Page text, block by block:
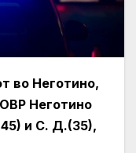
во Неготино,
Неготино
и С. Д.(35),